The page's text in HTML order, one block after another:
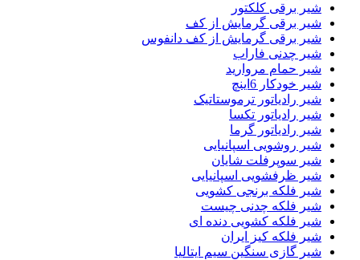
شیر برقی کلکتور
شیر برقی گرمایش از کف
شیر برقی گرمایش از کف دانفوس
شیر چدنی فاراب
شیر حمام مروارید
شیر خودکار 6اینچ
شیر رادیاتور ترموستاتیک
شیر رادیاتور تکسا
شیر رادیاتور گرما
شیر روشویی اسپانیایی
شیر سوپرفلت شایان
شیر ظرفشویی اسپانیایی
شیر فلکه برنجی کشویی
شیر فلکه چدنی چیست
شیر فلکه کشویی دنده ای
شیر فلکه کیز ایران
شیر گازی سنگین سیم ایتالیا